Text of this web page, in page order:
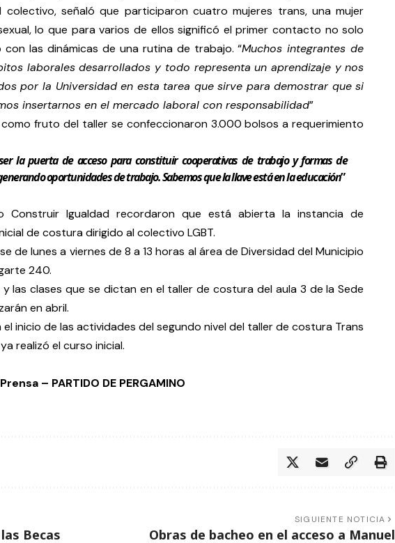
señaló que participaron cuatro mujeres trans, una mujer
lo que para varios de ellos significó el primer contacto no solo
las dinámicas de una rutina de trabajo. “Muchos integrantes de
laborales desarrollados y todo representa un aprendizaje y nos
por la Universidad en esta tarea que sirve para demostrar que si
insertarnos en el mercado laboral con responsabilidad”
fruto del taller se confeccionaron 3.000 bolsos a requerimiento
la puerta de acceso para constituir cooperativas de trabajo y formas de
oportunidades de trabajo. Sabemos que la llave está en la educación”
Construir Igualdad recordaron que está abierta la instancia de
de costura dirigido al colectivo LGBT.
de lunes a viernes de 8 a 13 horas al área de Diversidad del Municipio
240.
las clases que se dictan en el taller de costura del aula 3 de la Sede
en abril.
inicio de las actividades del segundo nivel del taller de costura Trans
realizó el curso inicial.
– PARTIDO DE PERGAMINO
Becas
SIGUIENTE NOTICIA
Obras de bacheo en el acceso a Manuel